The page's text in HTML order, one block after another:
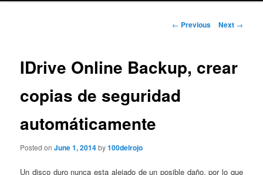
Post
← Previous Next →
IDrive Online Backup, crear
copias de seguridad
automáticamente
Posted onJune 1, 2014by100delrojo
Un disco duro nunca esta alejado de un posible daño, por lo que